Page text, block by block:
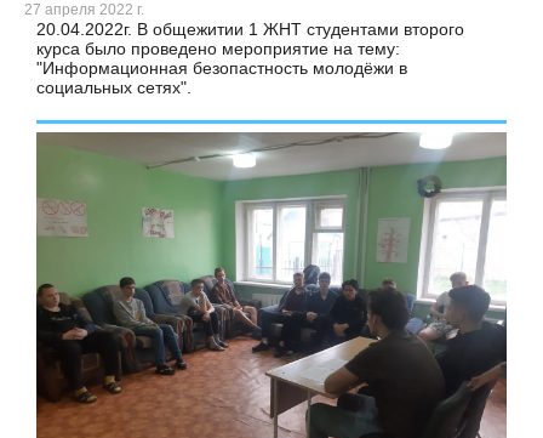
27 апреля 2022 г.
20.04.2022г. В общежитии 1 ЖНТ студентами второго
курса было проведено мероприятие на тему:
"Информационная безопастность молодёжи в
социальных сетях".